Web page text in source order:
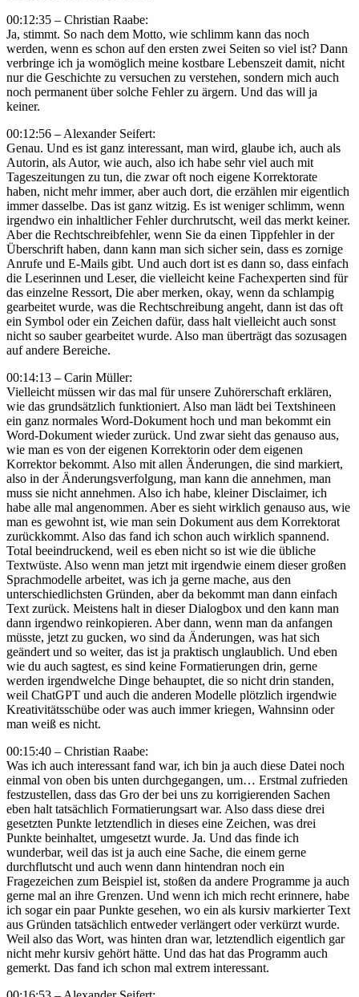
00:12:35 – Christian Raabe:
Ja, stimmt. So nach dem Motto, wie schlimm kann das noch
werden, wenn es schon auf den ersten zwei Seiten so viel ist? Dann
verbringe ich ja womöglich meine kostbare Lebenszeit damit, nicht
nur die Geschichte zu versuchen zu verstehen, sondern mich auch
noch permanent über solche Fehler zu ärgern. Und das will ja
keiner.
00:12:56 – Alexander Seifert:
Genau. Und es ist ganz interessant, man wird, glaube ich, auch als
Autorin, als Autor, wie auch, also ich habe sehr viel auch mit
Tageszeitungen zu tun, die zwar oft noch eigene Korrektorate
haben, nicht mehr immer, aber auch dort, die erzählen mir eigentlich
immer dasselbe. Das ist ganz witzig. Es ist weniger schlimm, wenn
irgendwo ein inhaltlicher Fehler durchrutscht, weil das merkt keiner.
Aber die Rechtschreibfehler, wenn Sie da einen Tippfehler in der
Überschrift haben, dann kann man sich sicher sein, dass es zornige
Anrufe und E-Mails gibt. Und auch dort ist es dann so, dass einfach
die Leserinnen und Leser, die vielleicht keine Fachexperten sind für
das einzelne Ressort, Die aber merken, okay, wenn da schlampig
gearbeitet wurde, was die Rechtschreibung angeht, dann ist das oft
ein Symbol oder ein Zeichen dafür, dass halt vielleicht auch sonst
nicht so sauber gearbeitet wurde. Also man überträgt das sozusagen
auf andere Bereiche.
00:14:13 – Carin Müller:
Vielleicht müssen wir das mal für unsere Zuhörerschaft erklären,
wie das grundsätzlich funktioniert. Also man lädt bei Textshineen
ein ganz normales Word-Dokument hoch und man bekommt ein
Word-Dokument wieder zurück. Und zwar sieht das genauso aus,
wie man es von der eigenen Korrektorin oder dem eigenen
Korrektor bekommt. Also mit allen Änderungen, die sind markiert,
also in der Änderungsverfolgung, man kann die annehmen, man
muss sie nicht annehmen. Also ich habe, kleiner Disclaimer, ich
habe alle mal angenommen. Aber es sieht wirklich genauso aus, wie
man es gewohnt ist, wie man sein Dokument aus dem Korrektorat
zurückkommt. Also das fand ich schon auch wirklich spannend.
Total beeindruckend, weil es eben nicht so ist wie die übliche
Textwüste. Also wenn man jetzt mit irgendwie einem dieser großen
Sprachmodelle arbeitet, was ich ja gerne mache, aus den
unterschiedlichsten Gründen, aber da bekommt man dann einfach
Text zurück. Meistens halt in dieser Dialogbox und den kann man
dann irgendwo reinkopieren. Aber dann, wenn man da anfangen
müsste, jetzt zu gucken, wo sind da Änderungen, was hat sich
geändert und so weiter, das ist ja praktisch unglaublich. Und eben
wie du auch sagtest, es sind keine Formatierungen drin, gerne
werden irgendwelche Dinge behauptet, die so nicht drin standen,
weil ChatGPT und auch die anderen Modelle plötzlich irgendwie
Kreativitätsschübe oder was auch immer kriegen, Wahnsinn oder
man weiß es nicht.
00:15:40 – Christian Raabe:
Was ich auch interessant fand war, ich bin ja auch diese Datei noch
einmal von oben bis unten durchgegangen, um… Erstmal zufrieden
festzustellen, dass das Gro der bei uns zu korrigierenden Sachen
eben halt tatsächlich Formatierungsart war. Also dass diese drei
gesetzten Punkte letztendlich in dieses eine Zeichen, was drei
Punkte beinhaltet, umgesetzt wurde. Ja. Und das finde ich
wunderbar, weil das ist ja auch eine Sache, die einem gerne
durchflutscht und auch wenn dann hintendran noch ein
Fragezeichen zum Beispiel ist, stoßen da andere Programme ja auch
gerne mal an ihre Grenzen. Und wenn ich mich recht erinnere, habe
ich sogar ein paar Punkte gesehen, wo ein als kursiv markierter Text
aus Gründen tatsächlich entweder verlängert oder verkürzt wurde.
Weil also das Wort, was hinten dran war, letztendlich eigentlich gar
nicht mehr kursiv gehört hätte. Und das hat das Programm auch
gemerkt. Das fand ich schon mal extrem interessant.